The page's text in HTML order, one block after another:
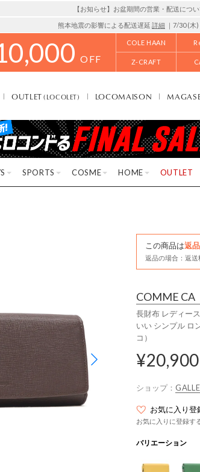
【お知らせ】お盆期間の営業・配送につ
熊本地震の影響による配送遅延 詳細 ｜7/30 (木
OFF
COLE HAAN
Z-CRAFT
OUTLET(LOCOLET) LOCOMAISON
SPORTS COSME HOME OUTLET
この商品は返
返品の場合：返
COMME CA
長財布 レディー
いい シンプル ロ
コ）
¥20,900
ショップ：
お気に入り登
お気に入りに登録す
バリエーション